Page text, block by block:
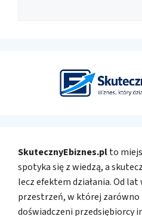
SkutecznyEbiznes.plto
spotyka się z wiedzą, a
lecz efektem działania. Od
przestrzeń, w której zarówno
doświadczeni przedsiębiorcy